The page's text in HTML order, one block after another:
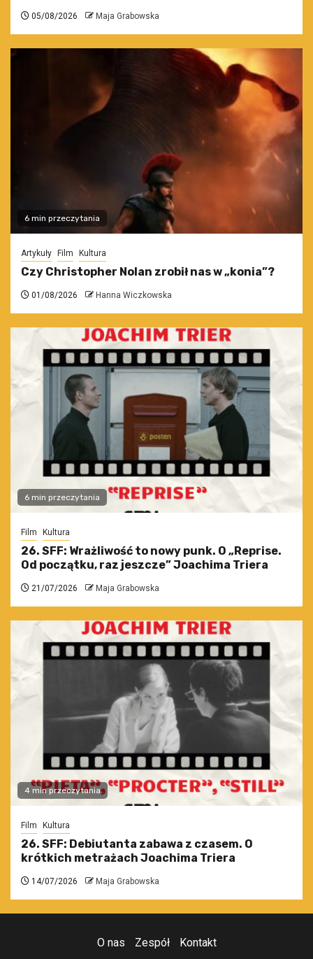
05/08/2026 Maja Grabowska
6 min przeczytania
Artykuły Film Kultura
Czy Christopher Nolan zrobił nas w „konia”?
01/08/2026 Hanna Wiczkowska
6 min przeczytania
Film Kultura
26. SFF: Wrażliwość to nowy punk. O „Reprise.
Od początku, raz jeszcze” Joachima Triera
21/07/2026 Maja Grabowska
4 min przeczytania
Film Kultura
26. SFF: Debiutanta zabawa z czasem. O
krótkich metrażach Joachima Triera
14/07/2026 Maja Grabowska
O nas Zespół Kontakt